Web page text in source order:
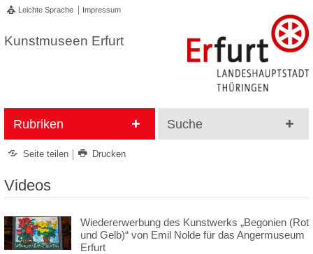
Leichte Sprache Impressum
Kunstmuseen Erfurt
Rubriken Suche
Seite teilen Drucken
Videos
Wiedererwerbung des Kunstwerks „Begonien (Rot
und Gelb)“ von Emil Nolde für das Angermuseum
Erfurt